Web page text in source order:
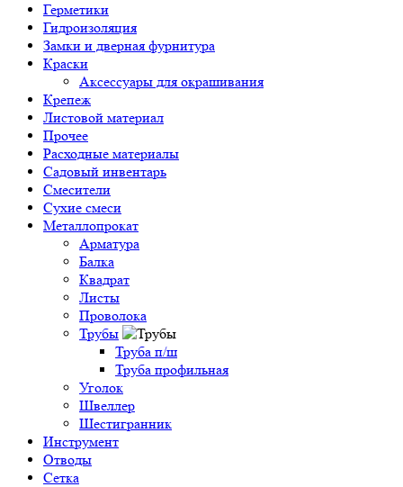
Герметики
Гидроизоляция
Замки и дверная фурнитура
Краски
Аксессуары для окрашивания
Крепеж
Листовой материал
Прочее
Расходные материалы
Садовый инвентарь
Смесители
Сухие смеси
Металлопрокат
Арматура
Балка
Квадрат
Листы
Проволока
Трубы
Труба п/ш
Труба профильная
Уголок
Швеллер
Шестигранник
Инструмент
Отводы
Сетка